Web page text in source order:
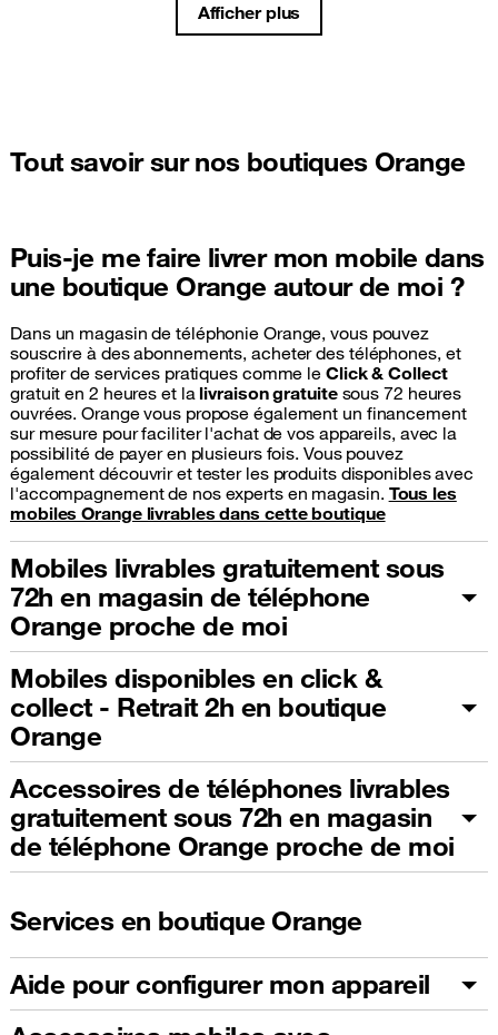
Afficher plus
Tout savoir sur nos boutiques Orange
Puis-je me faire livrer mon mobile dans
une boutique Orange autour de moi ?
Dans un magasin de téléphonie Orange, vous pouvez
souscrire à des abonnements, acheter des téléphones, et
profiter de services pratiques comme le Click & Collect
gratuit en 2 heures et la livraison gratuitesous 72 heures
ouvrées. Orange vous propose également un financement
sur mesure pour faciliter l'achat de vos appareils, avec la
possibilité de payer en plusieurs fois. Vous pouvez
également découvrir et tester les produits disponibles avec
l'accompagnement de nos experts en magasin. Tous les
mobiles Orange livrables dans cette boutique
Mobiles livrables gratuitement sous
72h en magasin de téléphone
Orange proche de moi
Mobiles disponibles en click &
collect - Retrait 2h en boutique
Orange
Accessoires de téléphones livrables
gratuitement sous 72h en magasin
de téléphone Orange proche de moi
Services en boutique Orange
Aide pour configurer mon appareil